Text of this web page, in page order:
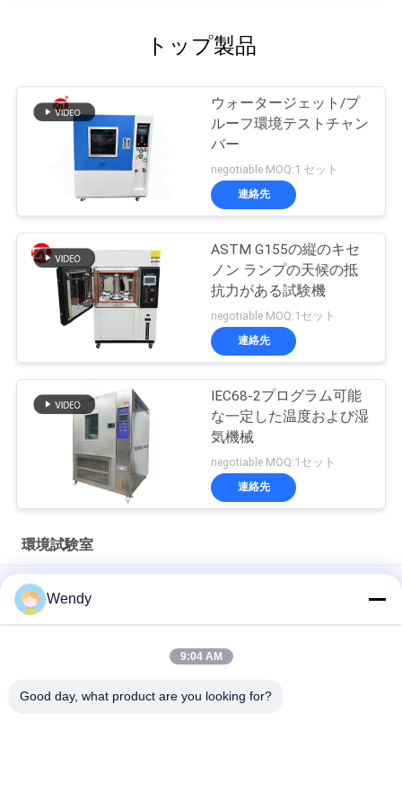
トップ製品
ウォータージェット/プ
ルーフ環境テストチャン
バー
negotiable MOQ:1 セット
連絡先
ASTM G155の縦のキセ
ノン ランプの天候の抵
抗力がある試験機
negotiable MOQ:1セット
連絡先
IEC68-2プログラム可能
な一定した温度および湿
気機械
negotiable MOQ:1セット
連絡先
環境試験室
ISO 1431-1 ASTM D1149 ケーブル耐オゾン性試験槽 非金属材
料老化試験機
Wendy
9:04 AM
Good day, what product are you looking for?